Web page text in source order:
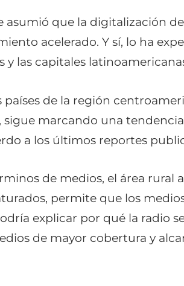
asumió que la digitalización
acelerado. Y sí, lo ha
y las capitales
países de la región
sigue marcando una
a los últimos reportes
de medios, el área rural
permite que los
explicar por qué la radio
de mayor cobertura y